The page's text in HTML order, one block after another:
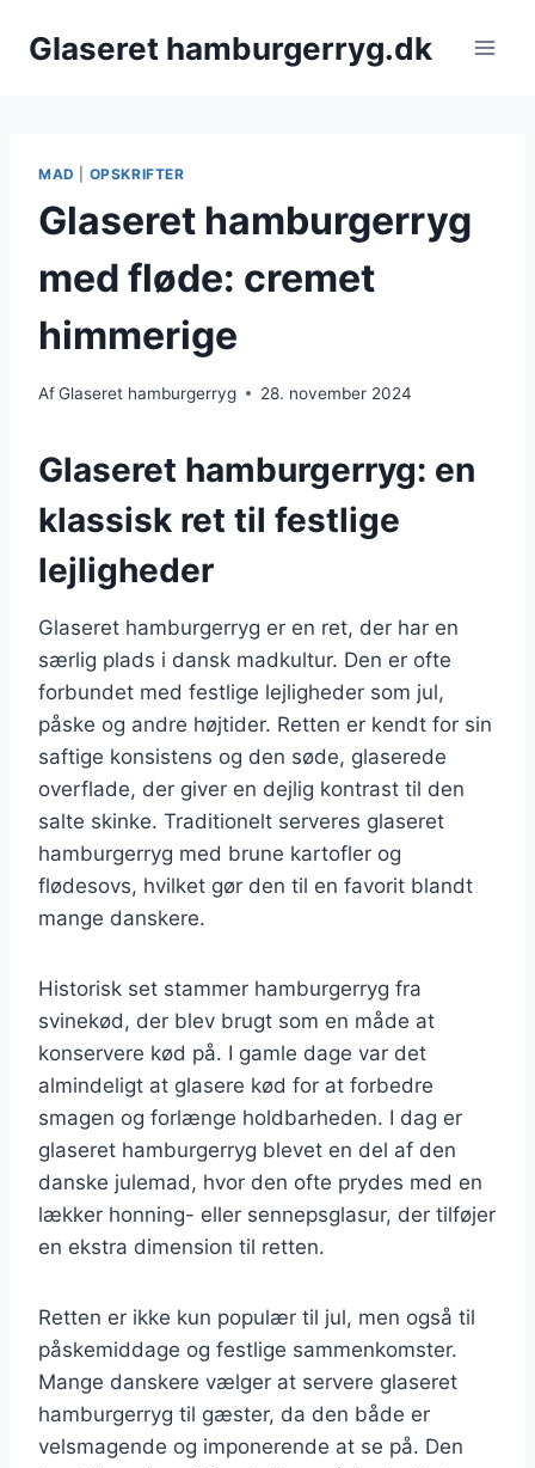
Glaseret hamburgerryg.dk
MAD OPSKRIFTER
Glaseret hamburgerryg
med fløde: cremet
himmerige
AfGlaseret hamburgerryg 28. november 2024
Glaseret hamburgerryg: en
klassisk ret til festlige
lejligheder
Glaseret hamburgerryg er en ret, der har en
særlig plads i dansk madkultur. Den er ofte
forbundet med festlige lejligheder som jul,
påske og andre højtider. Retten er kendt for sin
saftige konsistens og den søde, glaserede
overflade, der giver en dejlig kontrast til den
salte skinke. Traditionelt serveres glaseret
hamburgerryg med brune kartofler og
flødesovs, hvilket gør den til en favorit blandt
mange danskere.
Historisk set stammer hamburgerryg fra
svinekød, der blev brugt som en måde at
konservere kød på. I gamle dage var det
almindeligt at glasere kød for at forbedre
smagen og forlænge holdbarheden. I dag er
glaseret hamburgerryg blevet en del af den
danske julemad, hvor den ofte prydes med en
lækker honning- eller sennepsglasur, der tilføjer
en ekstra dimension til retten.
Retten er ikke kun populær til jul, men også til
påskemiddage og festlige sammenkomster.
Mange danskere vælger at servere glaseret
hamburgerryg til gæster, da den både er
velsmagende og imponerende at se på. Den